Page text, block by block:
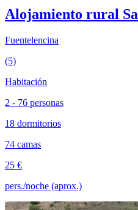
Alojamiento rural
Fuentelencina
(5)
Habitación
2 - 76 personas
18 dormitorios
74 camas
25 €
pers./noche (aprox.)